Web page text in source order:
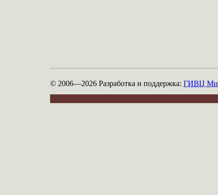
© 2006—2026 Разработка и поддержка: ГИВЦ